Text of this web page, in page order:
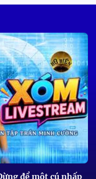
để một cú nhấp